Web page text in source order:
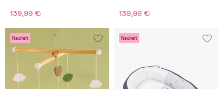
139,99 € 139,99 €
Neuheit Neuheit